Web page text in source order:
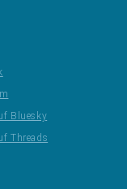
Bluesky
Threads